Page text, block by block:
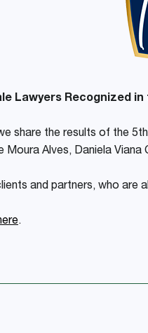
Lawyers Recognized
share the results of the
Moura Alves, Daniela
and partners, who are
.